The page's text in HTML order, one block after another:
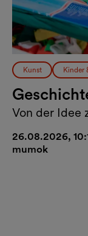
Kunst Kinder
Von der Idee
26.08.2026,
mumok